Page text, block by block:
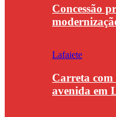
Concessão
Lafaiete
Carreta com
avenida em